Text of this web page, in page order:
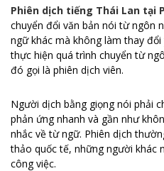
Phiên dịch tiếng Thái Lan tại
chuyển đổi văn bản nói từ ngôn
ngữ khác mà không làm thay
thực hiện quá trình chuyển từ
đó gọi là phiên dịch viên.
Người dịch bằng giọng nói phải
phản ứng nhanh và gần như
nhắc về từ ngữ. Phiên dịch
thảo quốc tế, những người khác
công việc.